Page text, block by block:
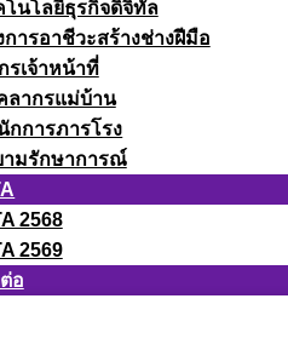
โนโลยีธุรกิจดิจิทัล
ารอาชีวะสร้างช่างฝีมือ
รเจ้าหน้าที่
ลากรแม่บ้าน
กการภารโรง
ามรักษาการณ์
2568
2569
อ